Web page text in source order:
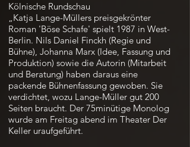
Kölnische Rundschau
„Katja Lange-Müllers preisgekrönter
Roman 'Böse Schafe' spielt 1987 in West-
Berlin. Nils Daniel Finckh (Regie und
Bühne), Johanna Marx (Idee, Fassung und
Produktion) sowie die Autorin (Mitarbeit
und Beratung) haben daraus eine
packende Bühnenfassung gewoben. Sie
verdichtet, wozu Lange-Müller gut 200
Seiten braucht. Der 75minütige Monolog
wurde am Freitag abend im Theater Der
Keller uraufgeführt.